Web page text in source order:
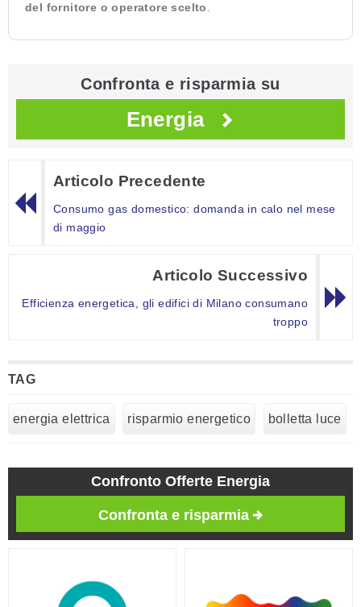
del fornitore o operatore scelto.
Confronta e risparmia su
Energia
Articolo Precedente
Consumo gas domestico: domanda in calo nel mese
di maggio
Articolo Successivo
Efficienza energetica, gli edifici di Milano consumano
troppo
TAG
energia elettrica risparmio energetico bolletta luce
Confronto Offerte Energia
Confronta e risparmia